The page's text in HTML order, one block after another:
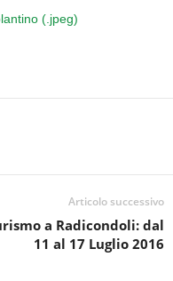
(.jpeg)
Articolo successivo
a Radicondoli: dal
11 al 17 Luglio 2016